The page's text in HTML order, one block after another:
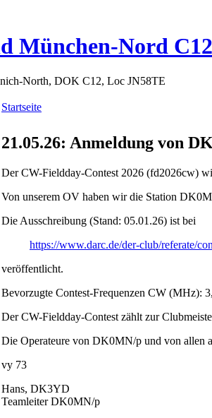
München-Nord C12
North, DOK C12, Loc JN58TE
Startseite
21.05.26: Anmeldung von
Der CW-Fieldday-Contest 2026 (fd2026cw)
Von unserem OV haben wir die Station
Die Ausschreibung (Stand: 05.01.26) ist bei
https://www.darc.de/der-club/referate/
veröffentlicht.
Bevorzugte Contest-Frequenzen CW (MHz):
Der CW-Fieldday-Contest zählt zur
Die Operateure von DK0MN/p und von allen
vy 73
Hans, DK3YD
Teamleiter DK0MN/p